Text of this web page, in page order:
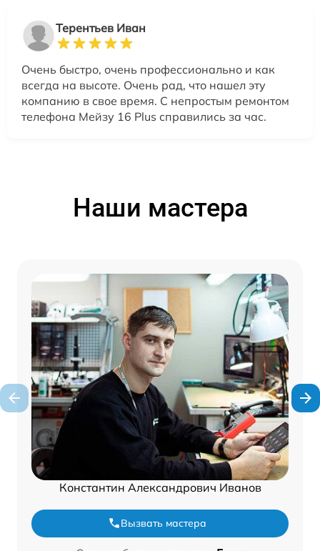
Терентьев Иван
Очень быстро, очень профессионально и как
всегда на высоте. Очень рад, что нашел эту
компанию в свое время. С непростым ремонтом
телефона Мейзу 16 Plus справились за час.
Наши мастера
Константин Александрович Иванов
Вызвать мастера